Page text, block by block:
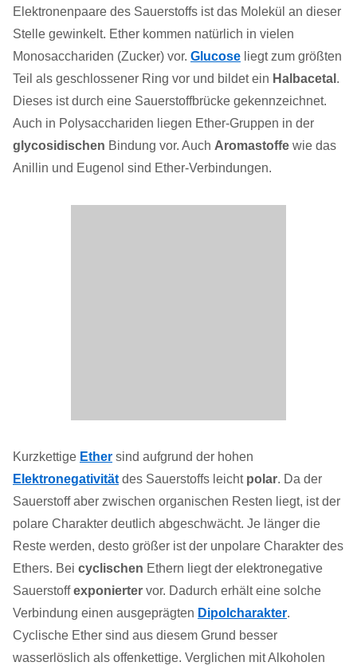
Elektronenpaare des Sauerstoffs ist das Molekül an dieser
Stelle gewinkelt. Ether kommen natürlich in vielen
Monosacchariden (Zucker) vor. Glucose liegt zum größten
Teil als geschlossener Ring vor und bildet ein Halbacetal .
Dieses ist durch eine Sauerstoffbrücke gekennzeichnet.
Auch in Polysacchariden liegen Ether-Gruppen in der
glycosidischen Bindung vor. Auch Aromastoffe wie das
Anillin und Eugenol sind Ether-Verbindungen.
Kurzkettige Ether sind aufgrund der hohen
Elektronegativität des Sauerstoffs leicht polar. Da der
Sauerstoff aber zwischen organischen Resten liegt, ist der
polare Charakter deutlich abgeschwächt. Je länger die
Reste werden, desto größer ist der unpolare Charakter des
Ethers. Bei cyclischen Ethern liegt der elektronegative
Sauerstoffexponierter vor. Dadurch erhält eine solche
Verbindung einen ausgeprägten Dipolcharakter.
Cyclische Ether sind aus diesem Grund besser
wasserlöslich als offenkettige. Verglichen mit Alkoholen